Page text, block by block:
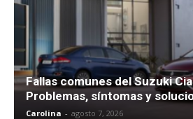
Fallas comunes del Suzuki
Problemas, síntomas y
Carolina - agosto 7, 2026